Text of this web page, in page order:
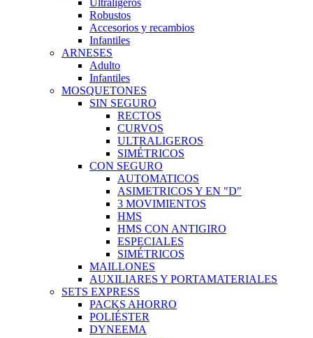
Ultraligeros
Robustos
Accesorios y recambios
Infantiles
ARNESES
Adulto
Infantiles
MOSQUETONES
SIN SEGURO
RECTOS
CURVOS
ULTRALIGEROS
SIMÉTRICOS
CON SEGURO
AUTOMATICOS
ASIMETRICOS Y EN "D"
3 MOVIMIENTOS
HMS
HMS CON ANTIGIRO
ESPECIALES
SIMÉTRICOS
MAILLONES
AUXILIARES Y PORTAMATERIALES
SETS EXPRESS
PACKS AHORRO
POLIÉSTER
DYNEEMA